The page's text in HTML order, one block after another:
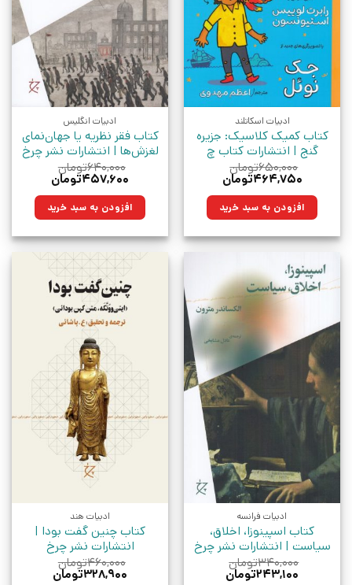
ادبیات اسکاتلند
کتاب کمیک کلاسیک: جزیره
گنج | انتشارات کتاب چ
۶۵۰,۰۰۰تومان
قیمت
۶۵۰,۰۰۰تومان
بود.
۴۶۴,۷۵۰تومان
۴۶۴,۷۵۰تومان.افزودن به سبد خرید
ادبیات انگلیس
کتاب فقر نظریه یا جهان‌نمای
لغزش‌ها | انتشارات نشر چرخ
۶۴۰,۰۰۰تومان
قیمت
۶۴۰,۰۰۰تومان
بود.
۴۵۷,۶۰۰تومان
۴۵۷,۶۰۰تومان.افزودن به سبد خرید
ادبیات فرانسه
کتاب اسپینوزا، اخلاق،
سیاست | انتشارات نشر چرخ
۳۴۰,۰۰۰تومان
قیمت
۲۴۳,۱۰۰تومان
ادبیات هند
کتاب چنین گفت بودا |
انتشارات نشر چرخ
۴۶۰,۰۰۰تومان
قیمت
۳۲۸,۹۰۰تومان